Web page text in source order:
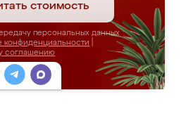
стоимость
персональных данных
конфиденциальности
соглашению